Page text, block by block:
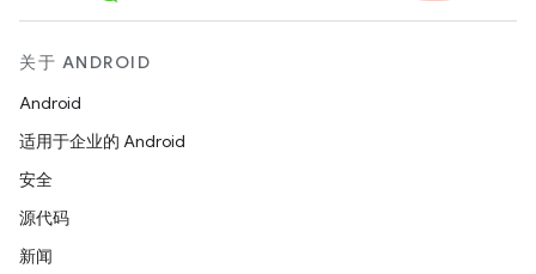
关于 ANDROID
Android
适用于企业的 Android
安全
源代码
新闻